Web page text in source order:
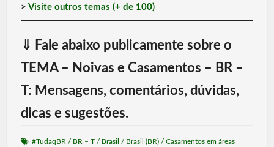
> Visite outros temas (+ de 100)
⇓ Fale abaixo publicamente sobre o
TEMA – Noivas e Casamentos – BR –
T: Mensagens, comentários, dúvidas,
dicas e sugestões.
#TudaqBR / BR – T/ Brasil / Brasil (BR)/ Casamentos em áreas